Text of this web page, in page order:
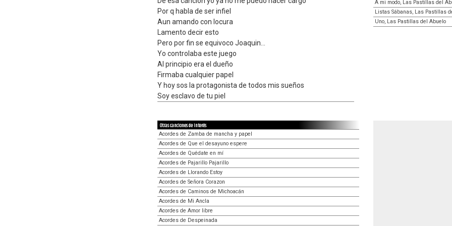
Por q habla de ser infiel
Aun amando con locura
Lamento decir esto
Pero por fin se equivoco Joaquin...
Yo controlaba este juego
Al principio era el dueño
Firmaba cualquier papel
Y hoy sos la protagonista de todos mis sueños
Soy esclavo de tu piel
A mi modo, Las Pastillas del
Listas Sábanas, Las Pastillas
Uno, Las Pastillas del Abuelo
Otras canciones de interés
Acordes de Zamba de mancha y papel
Acordes de Que el desayuno espere
Acordes de Quédate en mí
Acordes de Pajarillo Pajarillo
Acordes de Llorando Estoy
Acordes de Señora Corazon
Acordes de Caminos de Michoacán
Acordes de Mi Ancla
Acordes de Amor libre
Acordes de Despeinada